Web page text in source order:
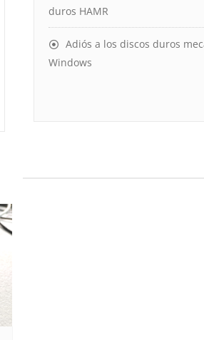
duros HAMR
Adiós a los discos duros
Windows